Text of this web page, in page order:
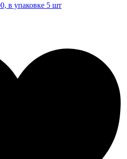
в упаковке 5 шт